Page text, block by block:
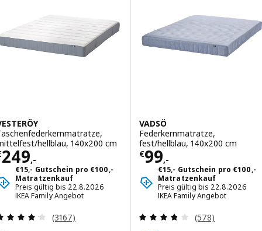
hellblau, 140x200 cm
249,-€ 249,-
€15,- Gutschein pro €100,-
Matratzenkauf
Preis gültig bis 22.8.2026
IKEA Family Angebot
Überprüfung: 4.2 aus 5 sterne. Bewertungen
(3167)
VADSÖ
Federkernmatratze,
fest/hellblau, 140x200 cm
€99,-
Preis € 99,-
€15,- Gutschein pro €100,-
Matratzenkauf
Preis gültig bis 22.8.2026
IKEA Family Angebot
Überprüfung:
(578)